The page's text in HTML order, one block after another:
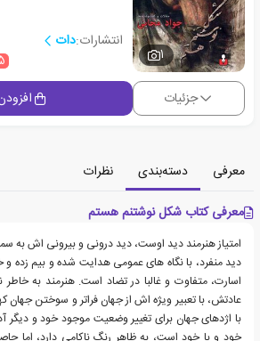
1
انتشارات:دات
جزئیات
معرفی دسته‌بندی
نظرات
معرفی کتاب شکل نوشتنم هستم
امتیاز هنرمند دید اوست، دید درونی و بیرونی اش به
دید منفرد، با نگاه های عمومی هدایت شده و بیم زده
اسارت، متفاوت و غالبا در تضاد است. هنرمند به
عادتش، با تعبیر ویژه اش از جهان فراتر و سوختن جهان
با اژدهای جهان برای تغییر وضعیت موجود خود و دیگر
خود و با خود است، به ظاهر رنگ ناکامی دارد، اما